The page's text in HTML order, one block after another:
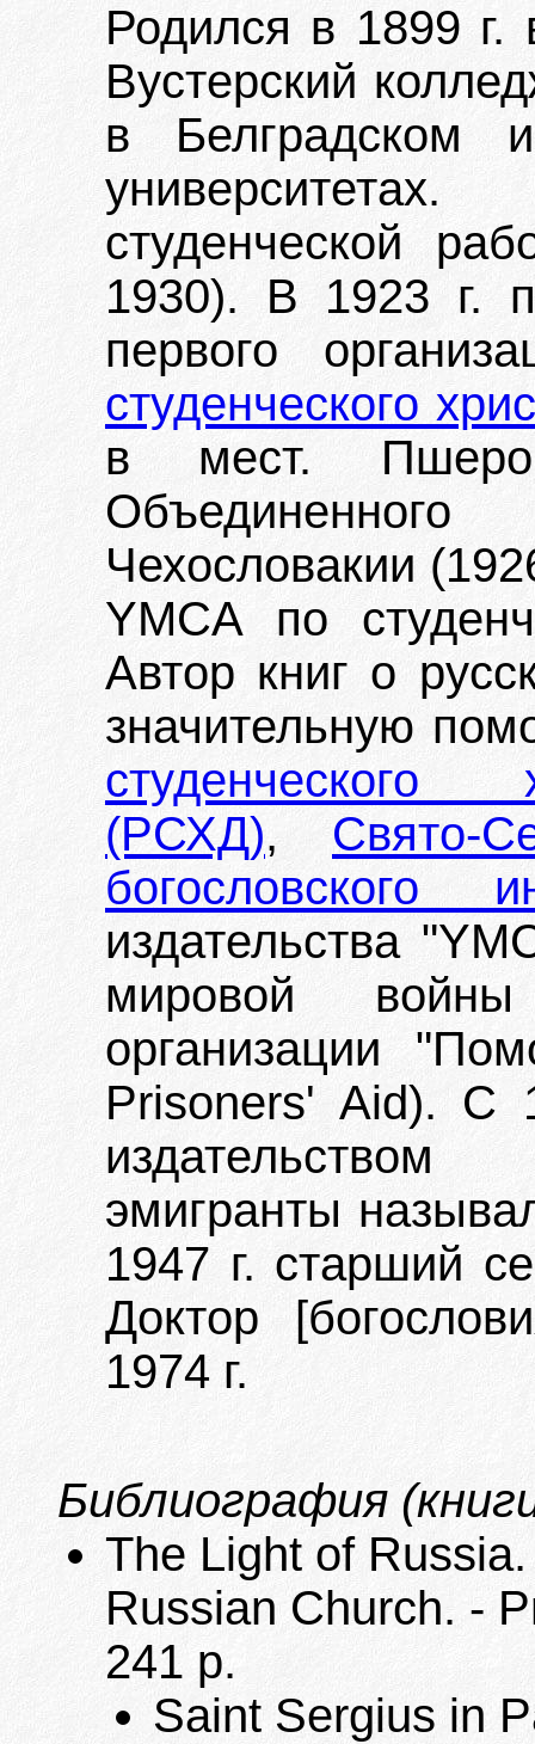
Родился в 1899
Вустерский
в Белградском
студенческой
1930). В 1923 г.
первого
студенческого
в мест.
Чехословакии
YMCA по
Автор книг о
значительную
студенческого
(РСХД), Свято-
богословского
издательства
мировой
организации
Prisoners' Aid). С
эмигранты
1947 г. старший
Доктор
1974 г.
Библиография
The Light of
Russian Church. -
241 p.
Saint Sergius in